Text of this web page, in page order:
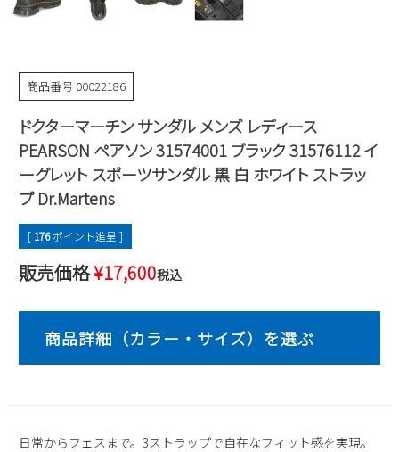
new balance
SKECHERS
EDWIN
new balance
asics
ショルダーバッグ
お問い合わせ
メルマガ購買
営業日カレンダー
休業日 お問い合わせ窓口休業日
2026 年8月
日 月
9
10 11 12 13 14
2026 年9月
商品番号 00022186
ドクターマーチン サンダル メンズ レディース
PEARSON ペアソン 31574001 ブラック 31576112 イ
ーグレット スポーツサンダル 黒 白 ホワイト ストラッ
プ Dr.Martens
[ 176ポイント進呈 ]
販売価格¥17,600税込
日常からフェスまで。3ストラップで自在なフィット感を実現。